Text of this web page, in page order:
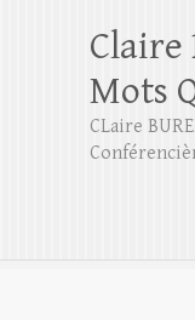
Claire
Mots
CLaire